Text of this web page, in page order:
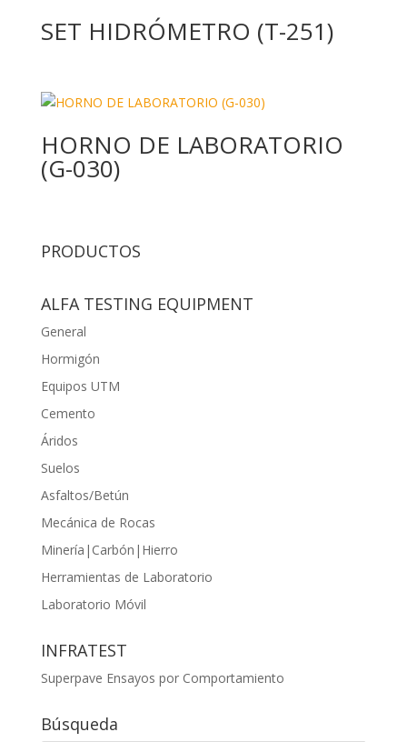
SET HIDRÓMETRO (T-251)
HORNO DE LABORATORIO
(G-030)
PRODUCTOS
ALFA TESTING EQUIPMENT
General
Hormigón
Equipos UTM
Cemento
Áridos
Suelos
Asfaltos/Betún
Mecánica de Rocas
Minería|Carbón|Hierro
Herramientas de Laboratorio
Laboratorio Móvil
INFRATEST
Superpave Ensayos por Comportamiento
Búsqueda